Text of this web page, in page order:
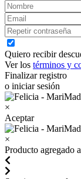
Quiero recibir
Ver los términos y
Finalizar registro
o iniciar sesión
×
Aceptar
×
Producto agregado